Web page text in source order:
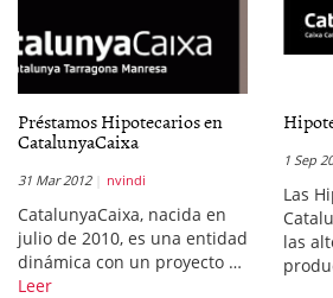
Préstamos Hipotecarios en
CatalunyaCaixa
31 Mar 2012 nvindi
CatalunyaCaixa, nacida en
julio de 2010, es una entidad
dinámica con un proyecto …
Leer
1 Sep
Las
las